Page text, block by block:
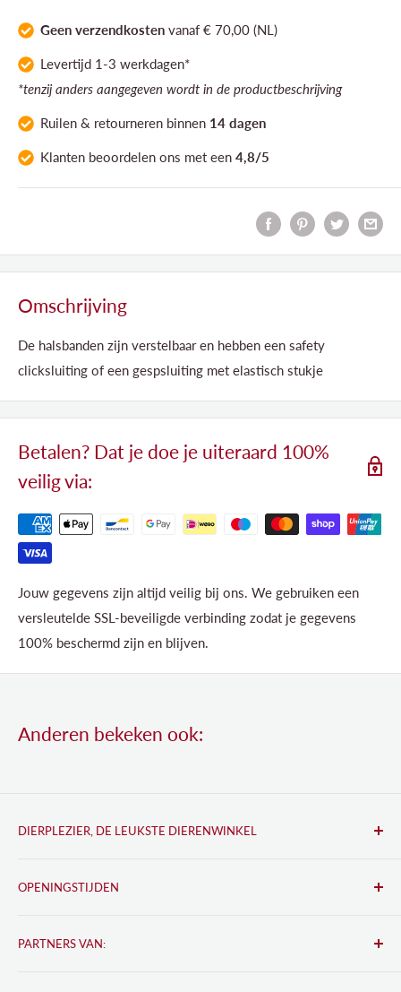
Geen verzendkosten vanaf € 70,00 (NL)
Levertijd 1-3 werkdagen*
*tenzij anders aangegeven wordt in de productbeschrijving
Ruilen & retourneren binnen 14 dagen
Klanten beoordelen ons met een 4,8/5
Omschrijving
De halsbanden zijn verstelbaar en hebben een safety
clicksluiting of een gespsluiting met elastisch stukje
Betalen? Dat je doe je uiteraard 100%
veilig via:
Jouw gegevens zijn altijd veilig bij ons. We gebruiken een
versleutelde SSL-beveiligde verbinding zodat je gegevens
100% beschermd zijn en blijven.
Anderen bekeken ook:
DIERPLEZIER, DE LEUKSTE DIERENWINKEL
2461 JC Ter Aar
OPENINGSTIJDEN
Di:08:30 tot 18:00
PARTNERS VAN: